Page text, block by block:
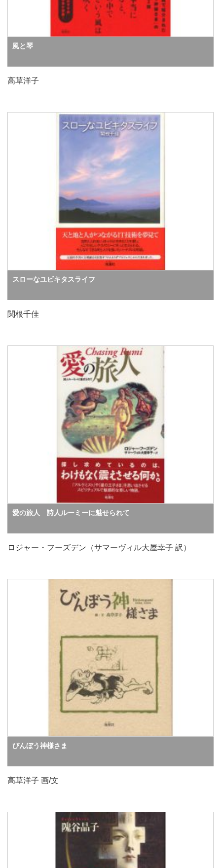
風と琴
高草洋子
スローなユビキタスライフ
関根千佳
愛の旅人 詩人ルーミーに魅せられて
ロジャー・フーズデン（サマーヴィル大屋幸子 訳）
びんぼう神様さま
高草洋子 画/文